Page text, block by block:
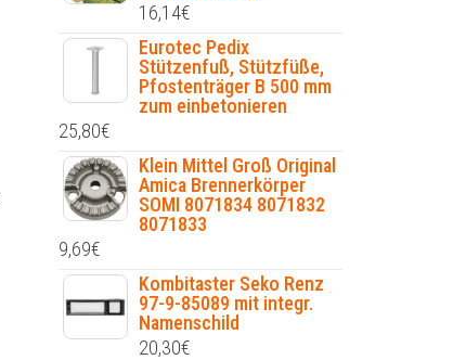
16,14€
Eurotec Pedix
Stützenfuß, Stützfüße,
Pfostenträger B 500 mm
zum einbetonieren
25,80€
Klein Mittel Groß Original
Amica Brennerkörper
SOMI 8071834 8071832
8071833
9,69€
Kombitaster Seko Renz
97-9-85089 mit integr.
Namenschild
20,30€